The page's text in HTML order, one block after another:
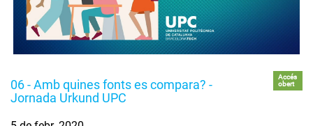
06 - Amb quines fonts es compara? -
Jornada Urkund UPC
Accés
obert